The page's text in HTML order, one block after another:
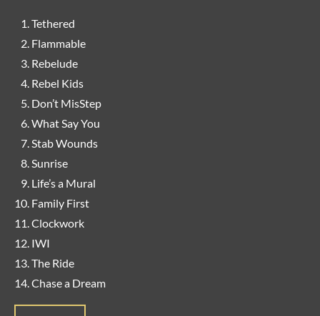
Tethered
Flammable
Rebelude
Rebel Kids
Don’t MisStep
What Say You
Stab Wounds
Sunrise
Life’s a Mural
Family First
Clockwork
IWI
The Ride
Chase a Dream